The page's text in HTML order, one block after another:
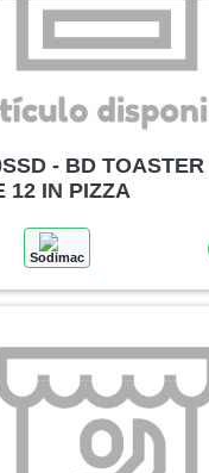
- BD TOASTER
12 IN PIZZA
Sodimac